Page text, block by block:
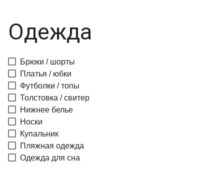
Одежда
Брюки / шорты
Платья / юбки
Футболки / топы
Толстовка / свитер
Нижнее белье
Носки
Купальник
Пляжная одежда
Одежда для сна